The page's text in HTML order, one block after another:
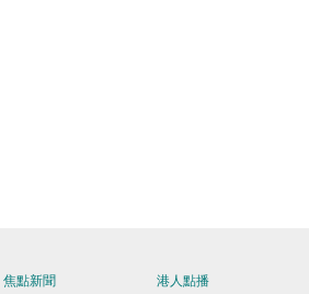
焦點新聞 港人點播